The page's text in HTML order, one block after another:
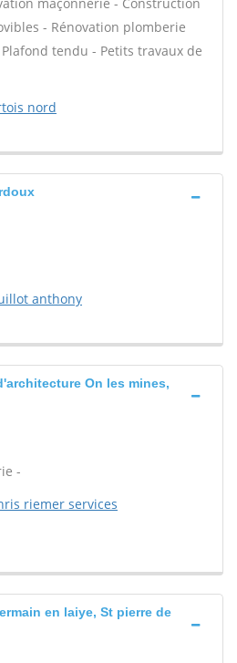
- Rénovation plomberie
tendu - Petits travaux de
nord
anthony
On les mines,
-
riemer services
en laiye, St pierre de